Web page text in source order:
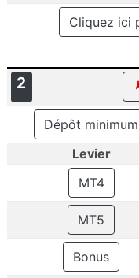
Cliquez ici
2
Dépôt minimum
Levier
MT4
MT5
Bonus